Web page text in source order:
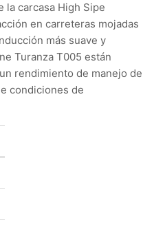
carcasa High Sipe
en carreteras mojadas
más suave y
Turanza T005 están
rendimiento de manejo de
condiciones de